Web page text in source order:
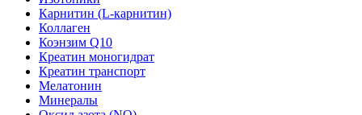
Карнитин (L-карнитин)
Коллаген
Коэнзим Q10
Креатин моногидрат
Креатин транспорт
Мелатонин
Минералы